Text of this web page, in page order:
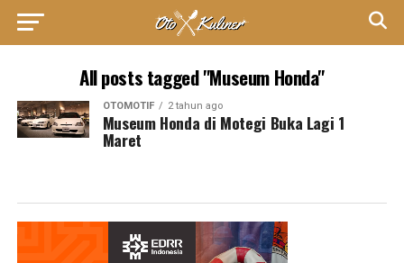
All posts tagged "Museum Honda"
OTOMOTIF 2 tahun ago
Museum Honda di Motegi Buka Lagi 1
Maret